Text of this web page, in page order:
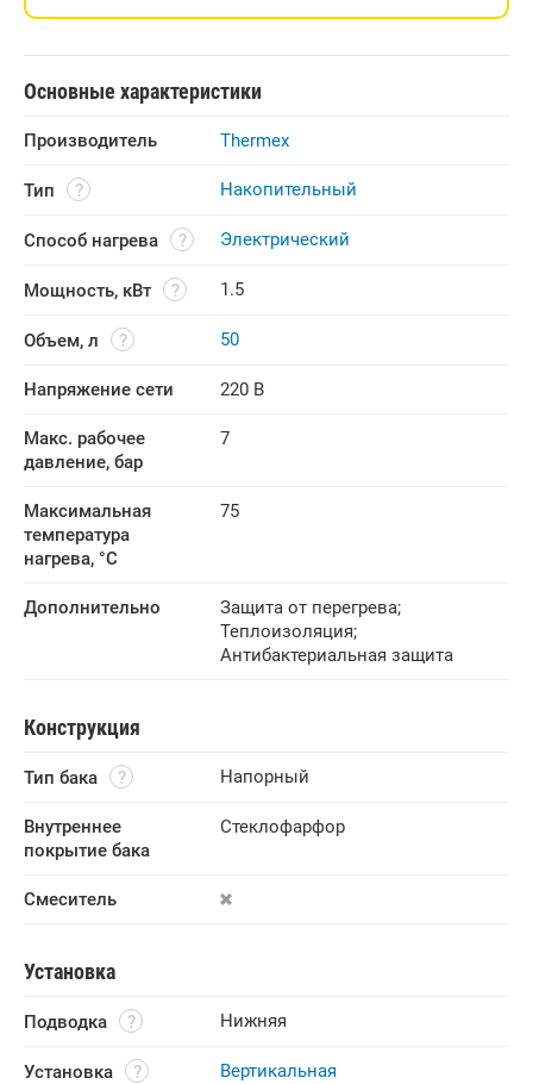
Основные характеристики
Производитель Thermex
Тип Накопительный
Способ нагрева Электрический
Мощность, кВт 1.5
Объем, л 50
Напряжение сети 220 В
Макс. рабочее
давление, бар
7
Максимальная
температура
нагрева, °C
75
Дополнительно Защита от перегрева;
Теплоизоляция;
Антибактериальная защита
Конструкция
Тип бака Напорный
Внутреннее
покрытие бака
Стеклофарфор
Смеситель
Установка
Подводка Нижняя
Установка Вертикальная